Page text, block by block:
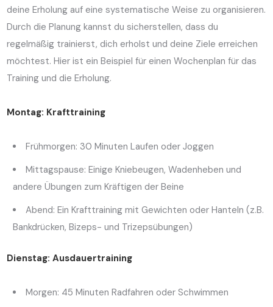
deine Erholung auf eine systematische Weise zu organisieren.
Durch die Planung kannst du sicherstellen, dass du
regelmäßig trainierst, dich erholst und deine Ziele erreichen
möchtest. Hier ist ein Beispiel für einen Wochenplan für das
Training und die Erholung.
Montag: Krafttraining
Frühmorgen: 30 Minuten Laufen oder Joggen
Mittagspause: Einige Kniebeugen, Wadenheben und
andere Übungen zum Kräftigen der Beine
Abend: Ein Krafttraining mit Gewichten oder Hanteln (z.B.
Bankdrücken, Bizeps- und Trizepsübungen)
Dienstag: Ausdauertraining
Morgen: 45 Minuten Radfahren oder Schwimmen